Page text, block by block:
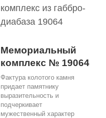
Мемориальный
комплекс № 19064
Фактура колотого камня
придает памятнику
выразительность и
подчеркивает
мужественный характер